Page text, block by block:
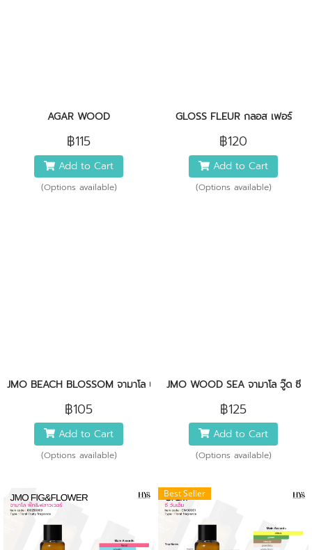
AGAR WOOD
฿115
Add to Cart
(Options available)
GLOSS FLEUR กลอส เฟอร์
฿120
Add to Cart
(Options available)
JMO BEACH BLOSSOM จามาโล บีช บลอสซั่ม
฿105
Add to Cart
(Options available)
JMO WOOD SEA จามาโล วู๊ด ซี
฿125
Add to Cart
(Options available)
Best Seller